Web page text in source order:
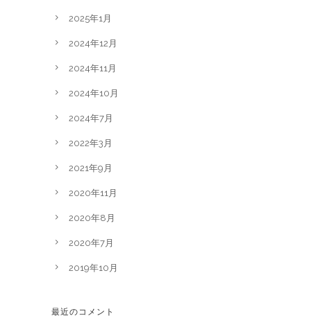
2025年1月
2024年12月
2024年11月
2024年10月
2024年7月
2022年3月
2021年9月
2020年11月
2020年8月
2020年7月
2019年10月
最近のコメント